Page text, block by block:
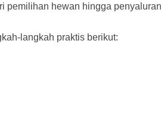
pemilihan hewan hingga
langkah praktis berikut: